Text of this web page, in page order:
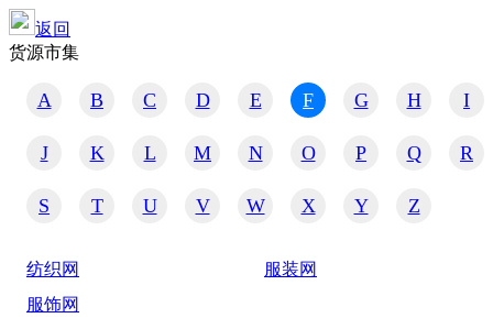
返回
货源市集
A B C D E F G H I
J K L M N O P Q R
S T U V W X Y Z
纺织网
服装网
服饰网